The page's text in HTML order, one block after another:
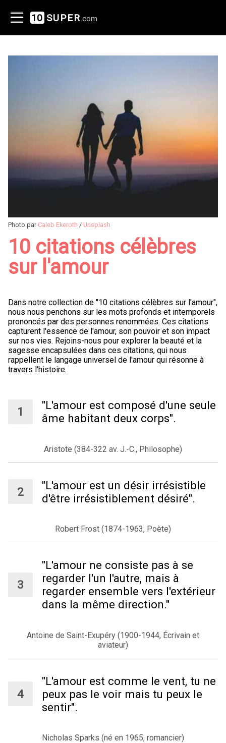
10 SUPER .com
Photo par Caleb Ekeroth / Unsplash
10 citations célèbres
sur l'amour
Dans notre collection de "10 citations célèbres sur l'amour",
nous nous penchons sur les mots profonds et intemporels
prononcés par des personnes renommées. Ces citations
capturent l'essence de l'amour, son pouvoir et son impact
sur nos vies. Rejoins-nous pour explorer la beauté et la
sagesse encapsulées dans ces citations, qui nous
rappellent le langage universel de l'amour qui résonne à
travers l'histoire.
"L'amour est composé d'une seule
âme habitant deux corps".
Aristote (384-322 av. J.-C., Philosophe)
"L'amour est un désir irrésistible
d'être irrésistiblement désiré".
Robert Frost (1874-1963, Poète)
"L'amour ne consiste pas à se
regarder l'un l'autre, mais à
regarder ensemble vers l'extérieur
dans la même direction."
Antoine de Saint-Exupéry (1900-1944, Écrivain et
aviateur)
"L'amour est comme le vent, tu ne
peux pas le voir mais tu peux le
sentir".
Nicholas Sparks (né en 1965, romancier)